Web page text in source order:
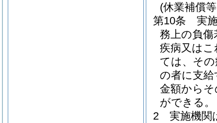
(休業補償
第10条
実
務上の負
疾病又は
ては、そ
の者に支
金額から
ができる。
2
実施機関